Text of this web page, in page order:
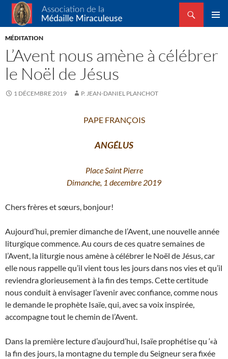
Association de la Médaille Miraculeuse
Recherche
ALLER
AU
MÉDITATION
L’Avent nous amène à célébrer
le Noël de Jésus
1 DÉCEMBRE 2019 P. JEAN-DANIEL PLANCHOT
PAPE FRANÇOIS
ANGÉLUS
Place Saint Pierre
Dimanche, 1 decembre 2019
Chers frères et sœurs, bonjour!
Aujourd’hui, premier dimanche de l’Avent, une nouvelle année
liturgique commence. Au cours de ces quatre semaines de
l’Avent, la liturgie nous amène à célébrer le Noël de Jésus, car
elle nous rappelle qu’il vient tous les jours dans nos vies et qu’il
reviendra glorieusement à la fin des temps. Cette certitude
nous conduit à envisager l’avenir avec confiance, comme nous
le demande le prophète Isaïe, qui, avec sa voix inspirée,
accompagne tout le chemin de l’Avent.
Dans la première lecture d’aujourd’hui, Isaïe prophétise qu ‘«à
la fin des jours, la montagne du temple du Seigneur sera fixée